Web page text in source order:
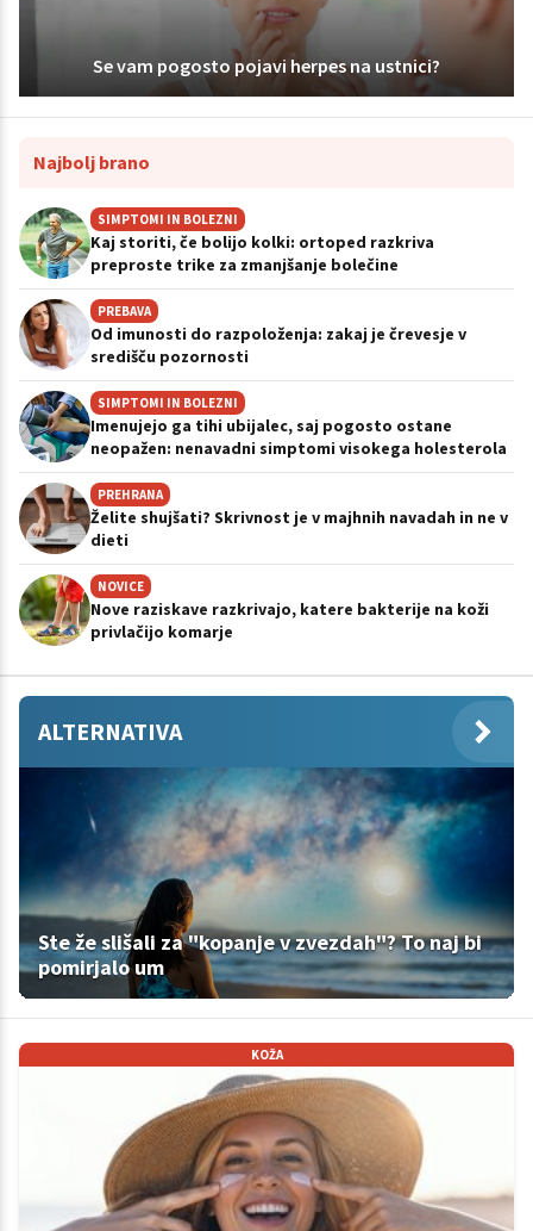
Se vam pogosto pojavi herpes na ustnici?
Najbolj brano
SIMPTOMI IN BOLEZNI
Kaj storiti, če bolijo kolki: ortoped razkriva
preproste trike za zmanjšanje bolečine
PREBAVA
Od imunosti do razpoloženja: zakaj je črevesje v
središču pozornosti
SIMPTOMI IN BOLEZNI
Imenujejo ga tihi ubijalec, saj pogosto ostane
neopažen: nenavadni simptomi visokega holesterola
PREHRANA
Želite shujšati? Skrivnost je v majhnih navadah in ne v
dieti
NOVICE
Nove raziskave razkrivajo, katere bakterije na koži
privlačijo komarje
ALTERNATIVA
Ste že slišali za "kopanje v zvezdah"? To naj bi
pomirjalo um
KOŽA